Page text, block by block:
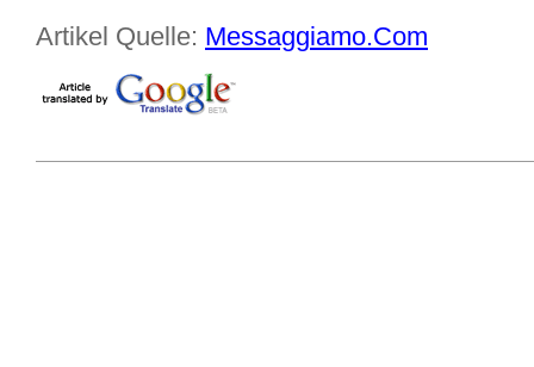
Artikel Quelle: Messaggiamo.Com